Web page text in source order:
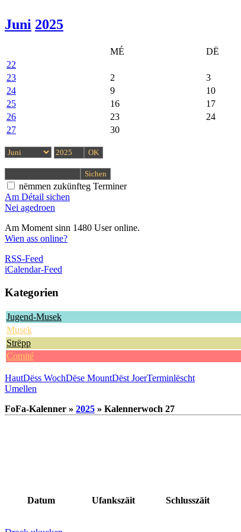
Juni 2025
MÉ DË
22
23
2 3
24
9 10
25
16 17
26
23 24
27
30
nëmmen zukünfteg Terminer
Am Détail sichen
Nei agedroen
Am Moment sinn 1480 User online.
Wien ass online?
RSS-Feed
iCalendar-Feed
Kategorien
Jugend-Musek
Musek
Strëpp
Comité
HautDëss WochDëse MountDëst JoerTerminlëscht
Umellen
FoFa-Kalenner » 2025 » Kalennerwoch 27
Datum Ufankszäit Schlusszäit